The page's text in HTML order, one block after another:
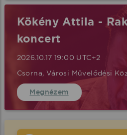
Kökény Attila -
koncert
2026.10.17 19:00 UTC+2
Csorna, Városi Művelődési
Megnézem